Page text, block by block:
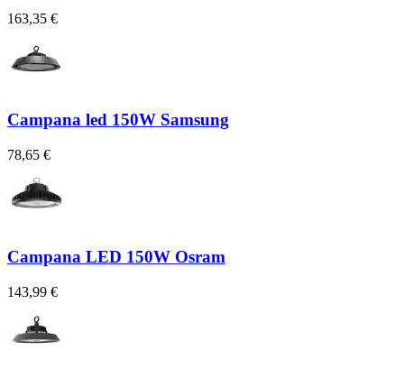
163,35 €
Campana led 150W Samsung
78,65 €
Campana LED 150W Osram
143,99 €